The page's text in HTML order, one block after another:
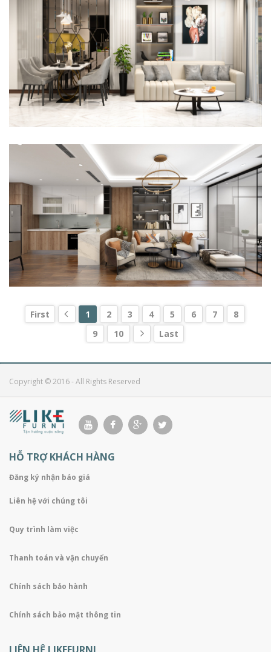
THIẾT KẾ THI CÔNG NỘI THẤT CĂN HỘ VINHOME CENTRAL PARK
BÌNH THẠNH
CĂN HỘ CHUNG CƯ 2 PHÒNG NGỦ PHONG CÁCH HIỆN ĐẠI
First 1 2 3 4 5 6 7
8
9
10 Last
Copyright © 2016 - All Rights Reserved
HỖ TRỢ KHÁCH HÀNG
Đăng ký nhận báo giá
Liên hệ với chúng tôi
Quy trình làm việc
Thanh toán và vận chuyển
Chính sách bảo hành
Chính sách bảo mật thông tin